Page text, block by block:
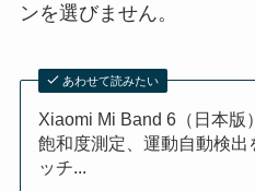
ンを選びません。
あわせて読みたい
Xiaomi Mi Band 6（日本版
飽和度測定、運動自動検出
ッチ...